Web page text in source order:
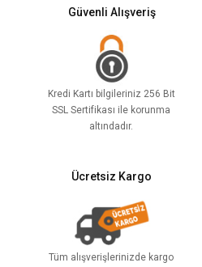
Güvenli Alışveriş
Kredi Kartı bilgileriniz 256 Bit
SSL Sertifikası ile korunma
altındadır.
Ücretsiz Kargo
Tüm alışverişlerinizde kargo